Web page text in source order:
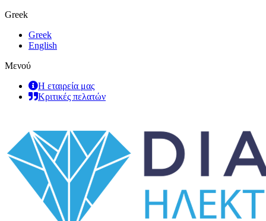
Greek
Greek
English
Μενού
Η εταιρεία μας
Κριτικές πελατών